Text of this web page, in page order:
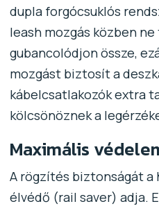
dupla forgócsuklós
leash mozgás közben
gubancolódjon össze,
mozgást biztosít a
kábelcsatlakozók extra
kölcsönöznek a
Maximális
A rögzítés biztonságát a
élvédő (rail saver) adja.